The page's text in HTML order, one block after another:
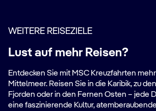
WEITERE REISEZIELE
Lust auf mehr Reisen?
Entdecken Sie mit MSC Kreuzfahrten
Mittelmeer. Reisen Sie in die Karibik, zu
Fjorden oder in den Fernen Osten – jede
eine faszinierende Kultur,